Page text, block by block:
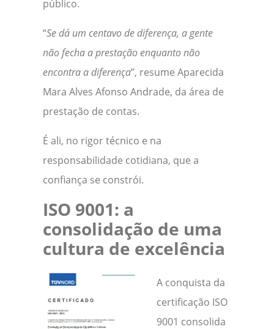
público.
“Se dá um centavo de diferença, a gente
não fecha a prestação enquanto não
encontra a diferença”, resume Aparecida
Mara Alves Afonso Andrade, da área de
prestação de contas.
É ali, no rigor técnico e na
responsabilidade cotidiana, que a
confiança se constrói.
ISO 9001: a
consolidação de uma
cultura de excelência
A conquista da
certificação ISO
9001 consolida